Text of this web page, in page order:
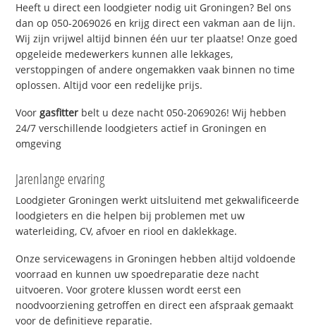
Heeft u direct een loodgieter nodig uit Groningen? Bel ons
dan op 050-2069026 en krijg direct een vakman aan de lijn.
Wij zijn vrijwel altijd binnen één uur ter plaatse! Onze goed
opgeleide medewerkers kunnen alle lekkages,
verstoppingen of andere ongemakken vaak binnen no time
oplossen. Altijd voor een redelijke prijs.
Voorgasfitter belt u deze nacht 050-2069026! Wij hebben
24/7 verschillende loodgieters actief in Groningen en
omgeving
Jarenlange ervaring
Loodgieter Groningen werkt uitsluitend met gekwalificeerde
loodgieters en die helpen bij problemen met uw
waterleiding, CV, afvoer en riool en daklekkage.
Onze servicewagens in Groningen hebben altijd voldoende
voorraad en kunnen uw spoedreparatie deze nacht
uitvoeren. Voor grotere klussen wordt eerst een
noodvoorziening getroffen en direct een afspraak gemaakt
voor de definitieve reparatie.